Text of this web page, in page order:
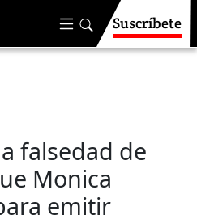
Suscríbete
falsedad de
Monica
emitir